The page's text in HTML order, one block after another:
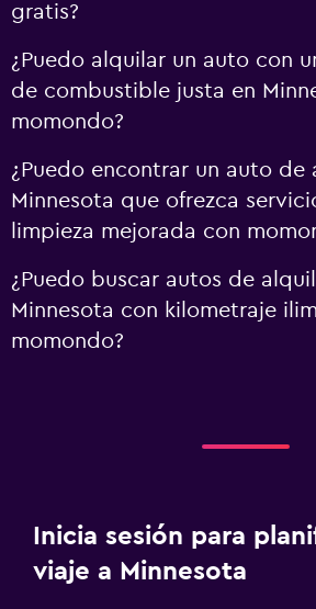
gratis?
¿Puedo alquilar un auto con
de combustible justa en
momondo?
¿Puedo encontrar un auto de
Minnesota que ofrezca
limpieza mejorada con
¿Puedo buscar autos de
Minnesota con kilometraje
momondo?
Inicia sesión para
viaje a Minnesota